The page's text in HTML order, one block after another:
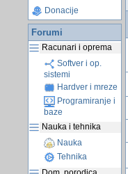
Donacije
Forumi
Racunari i oprema
Softver i op.
sistemi
Hardver i mreze
Programiranje i
baze
Nauka i tehnika
Nauka
Tehnika